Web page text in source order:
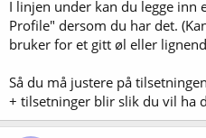
I linjen under kan du legge inn
Profile" dersom du har det.
bruker for et gitt øl eller
Så du må justere på
+ tilsetninger blir slik du vil ha